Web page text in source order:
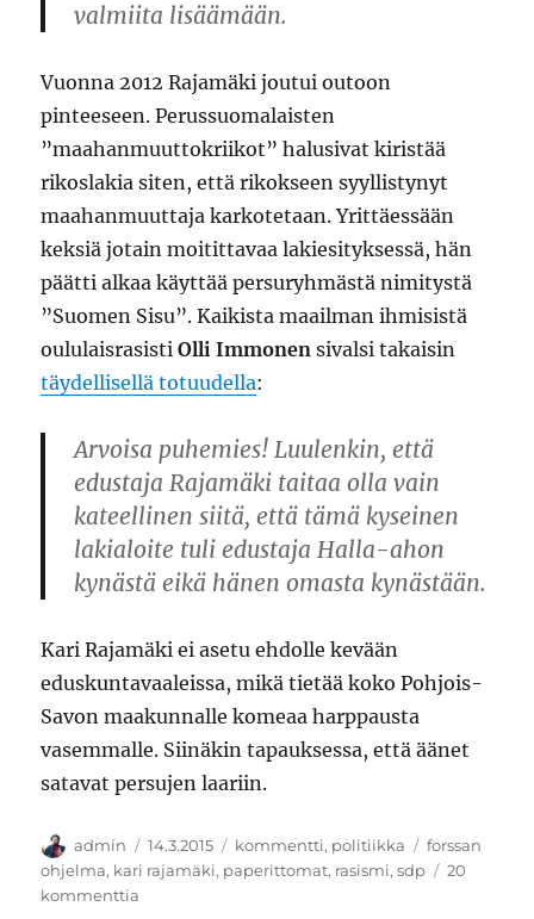
valmiita lisäämään.
Vuonna 2012 Rajamäki joutui outoon
pinteeseen. Perussuomalaisten
”maahanmuuttokriikot” halusivat kiristää
rikoslakia siten, että rikokseen syyllistynyt
maahanmuuttaja karkotetaan. Yrittäessään
keksiä jotain moitittavaa lakiesityksessä, hän
päätti alkaa käyttää persuryhmästä nimitystä
”Suomen Sisu”. Kaikista maailman ihmisistä
oululaisrasistiOlli Immonen sivalsi takaisin
täydellisellä totuudella:
Arvoisa puhemies! Luulenkin, että
edustaja Rajamäki taitaa olla vain
kateellinen siitä, että tämä kyseinen
lakialoite tuli edustaja Halla-ahon
kynästä eikä hänen omasta kynästään.
Kari Rajamäki ei asetu ehdolle kevään
eduskuntavaaleissa, mikä tietää koko Pohjois-
Savon maakunnalle komeaa harppausta
vasemmalle. Siinäkin tapauksessa, että äänet
satavat persujen laariin.
Kirjoittaja
admin Julkaistu
14.3.2015 Kategoriat
kommentti, politiikka Avainsanat
forssan
ohjelma, kari rajamäki, paperittomat, rasismi,sdp
20
kommenttia